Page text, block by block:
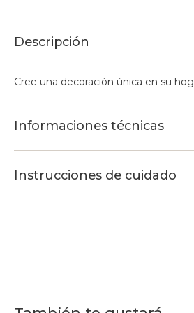
Descripción
Cree una decoración única en su
Informaciones técnicas
Instrucciones de cuidado